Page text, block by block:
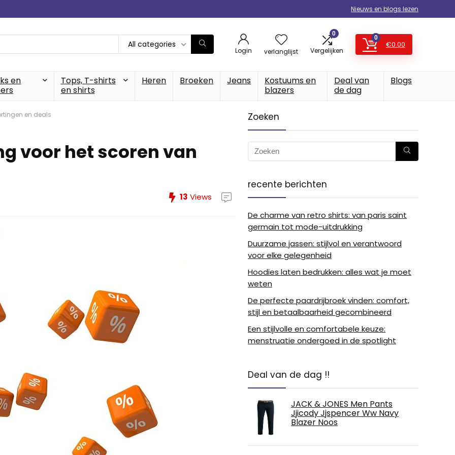
Nieuws en blogs lezen
All categories
Login verlanglijst
0
Vergelijken
0
€0.00
en
Tops, T-shirts
en shirts
Heren Broeken Jeans
Kostuums en
blazers
Deal van
de dag
Blogs
en deals
voor het scoren van
13 Views
Zoeken
recente berichten
De charme van retro shirts: van paris saint
germain tot mode-uitdrukking
Duurzame jassen: stijlvol en verantwoord
voor elke gelegenheid
Hoodies laten bedrukken: alles wat je moet
weten
De perfecte paardrijbroek vinden: comfort,
stijl en betaalbaarheid gecombineerd
Een stijlvolle en comfortabele keuze:
menstruatie ondergoed in de spotlight
Deal van de dag !!
JACK & JONES Men Pants
Jjicody Jjspencer Ww Navy
Blazer Noos